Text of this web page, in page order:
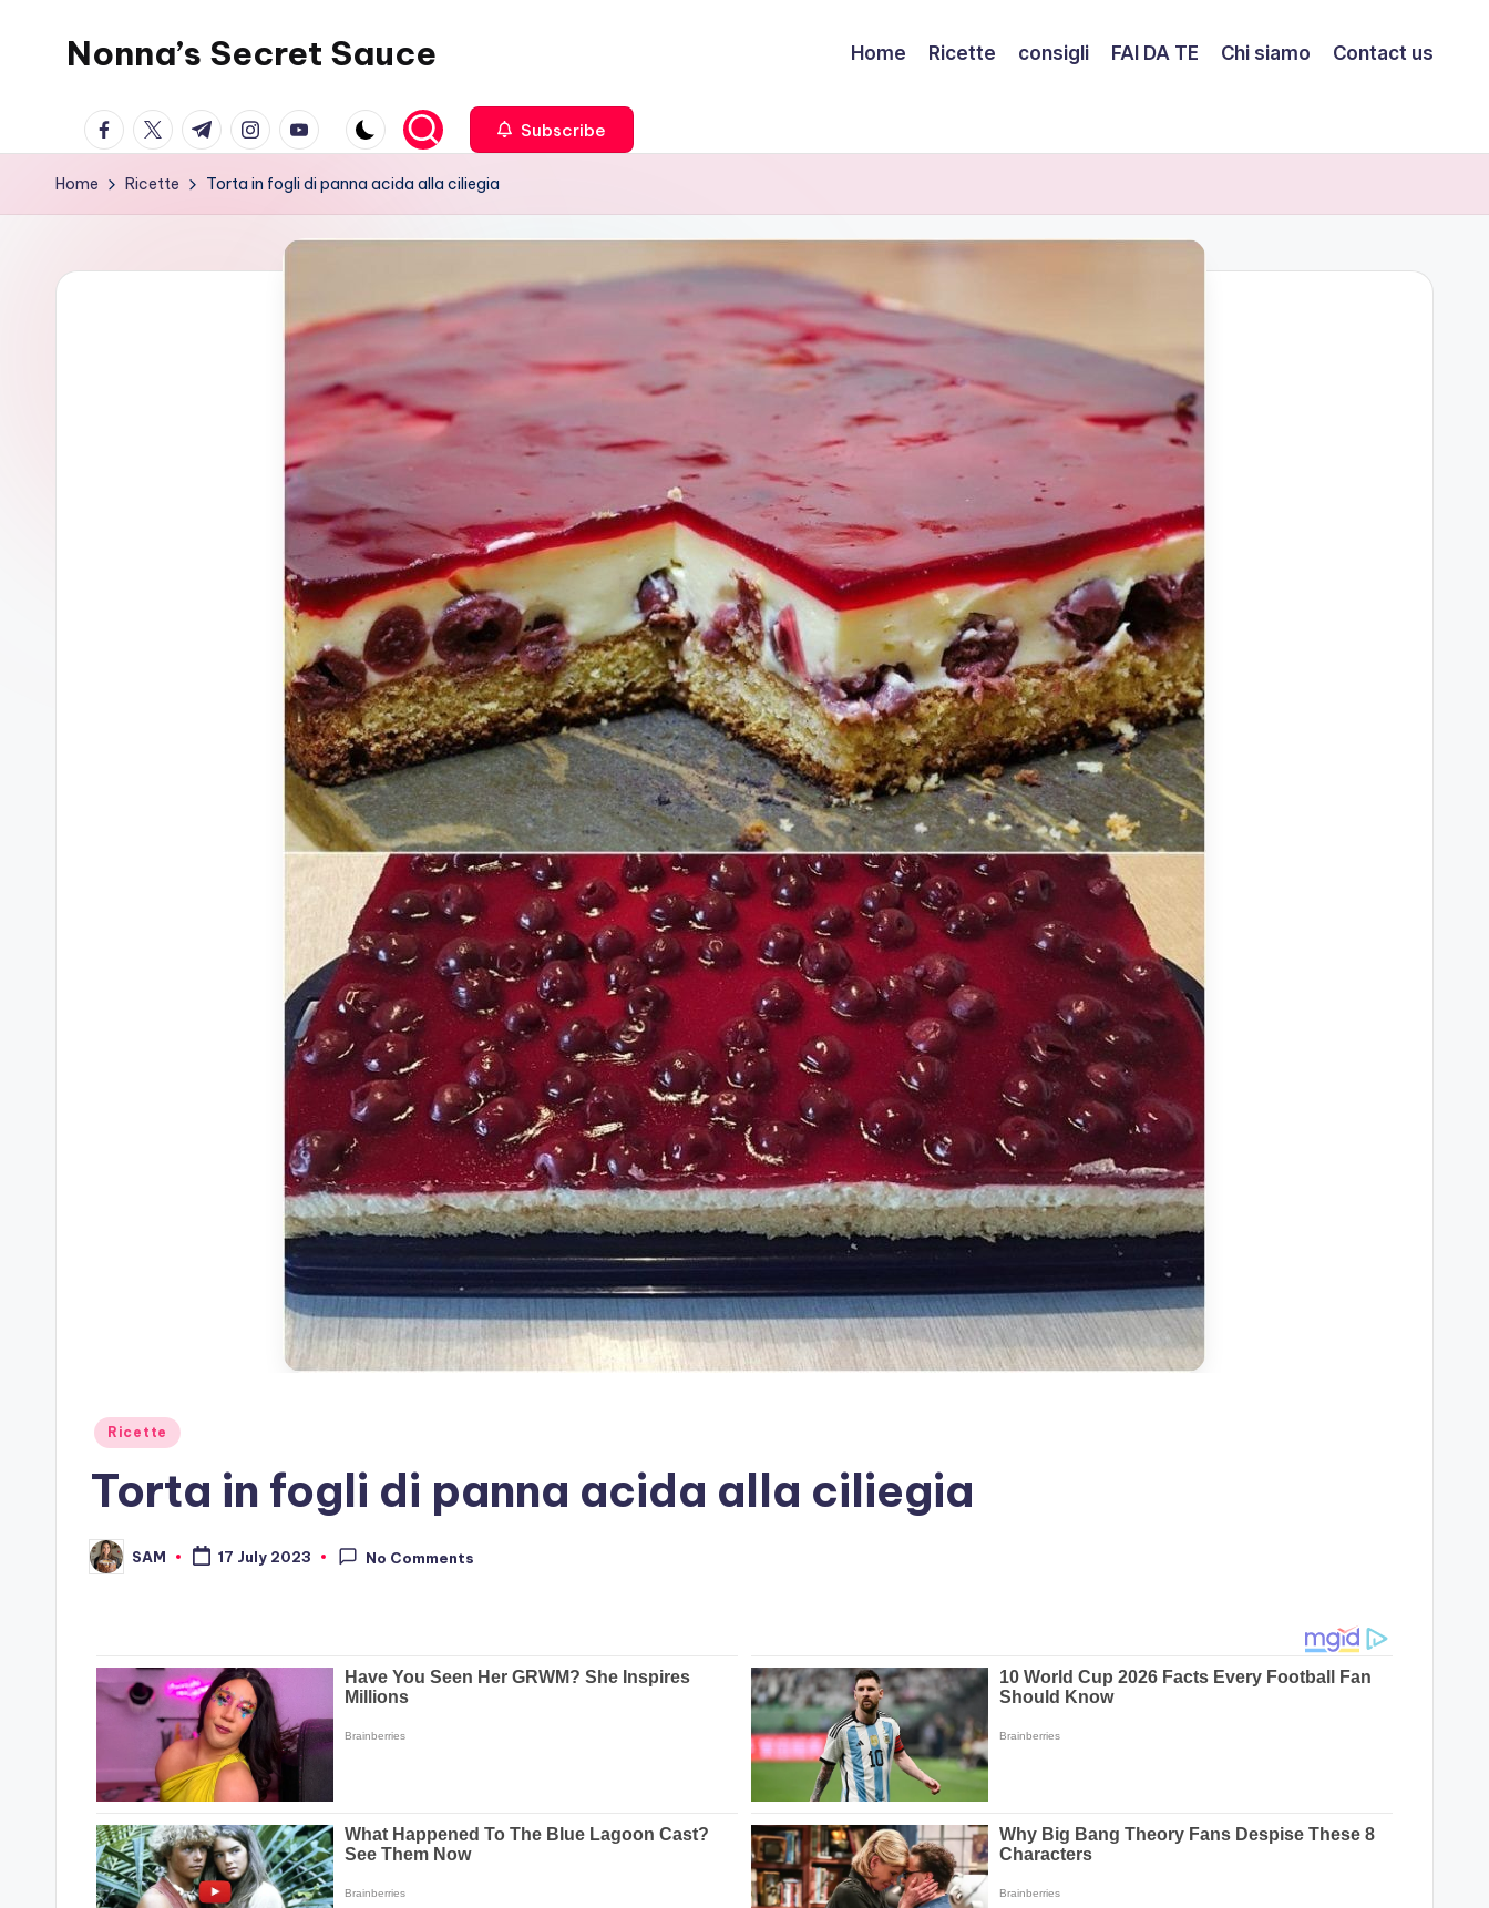
Nonna’s Secret Sauce Home Ricette consigli FAI DA TE Chi siamo Contact us
facebook.com
twitter.com
t.me instagram.com
youtube.com Subscribe
Home Ricette Torta in fogli di panna acida alla ciliegia
Posted
Ricette
Torta in fogli di panna acida alla ciliegia
Posted
by
SAM 17 July 2023 No Comments